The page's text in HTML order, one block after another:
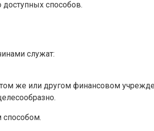
способов.
служат:
же или другом финансовом